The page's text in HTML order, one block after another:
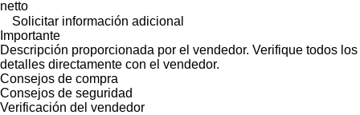
netto
Solicitar información adicional
Importante
Descripción proporcionada por el vendedor. Verifique todos los
detalles directamente con el vendedor.
Consejos de compra
Consejos de seguridad
Verificación del vendedor